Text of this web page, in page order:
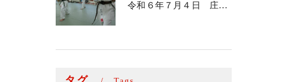
令和６年７月４日 庄和道場の稽古